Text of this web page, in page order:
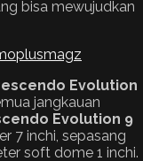
bisa mewujudkan
Evolution
jangkauan
Evolution 9
7 inchi, sepasang
soft dome 1 inchi.